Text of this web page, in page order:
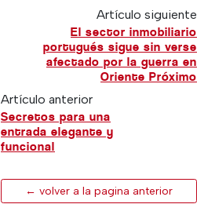
Artículo siguiente
El sector inmobiliario
portugués sigue sin verse
afectado por la guerra en
Oriente Próximo
Artículo anterior
Secretos para una
entrada elegante y
funcional
← volver a la pagina anterior